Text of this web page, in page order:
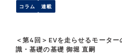
コラム 連載
＜第4回＞EVを走らせるモータ
識・基礎の基礎 御堀 直嗣